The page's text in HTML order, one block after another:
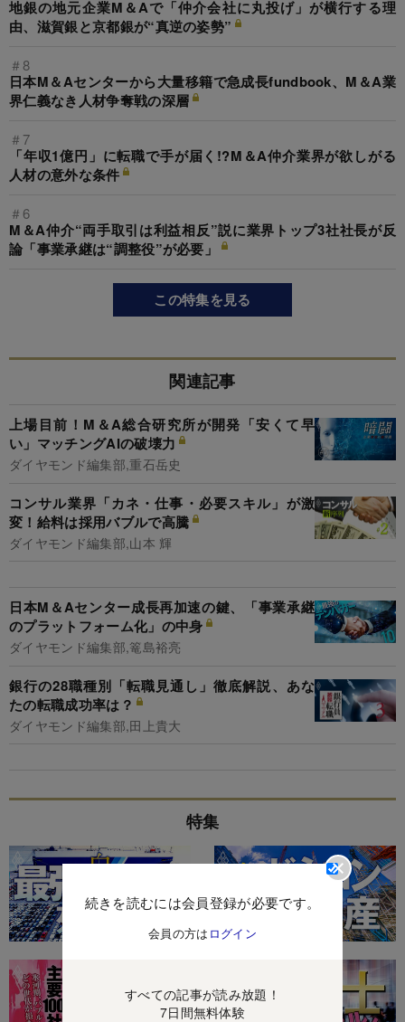
続きを読むには会員登録が必要です。
会員の方は ログイン
すべての記事が読み放題！
7日間無料体験
地銀の地元企業M＆Aで「仲介会社に丸投げ」が横行する理
由、滋賀銀と京都銀が“真逆の姿勢”
＃8
日本M＆Aセンターから大量移籍で急成長fundbook、M＆A業
界仁義なき人材争奪戦の深層
＃7
「年収1億円」に転職で手が届く!?M＆A仲介業界が欲しがる
人材の意外な条件
＃6
M＆A仲介“両手取引は利益相反”説に業界トップ3社社長が反
論「事業承継は“調整役”が必要」
この特集を見る
関連記事
上場目前！M＆A総合研究所が開発「安くて早
い」マッチングAIの破壊力
ダイヤモンド編集部,重石岳史
コンサル業界「カネ・仕事・必要スキル」が激
変！給料は採用バブルで高騰
ダイヤモンド編集部,山本 輝
日本M＆Aセンター成長再加速の鍵、「事業承継
のプラットフォーム化」の中身
ダイヤモンド編集部,篭島裕亮
銀行の28職種別「転職見通し」徹底解説、あな
たの転職成功率は？
ダイヤモンド編集部,田上貴大
特集